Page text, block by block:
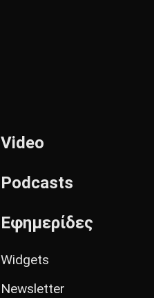
Video
Podcasts
Εφημερίδες
Widgets
Newsletter